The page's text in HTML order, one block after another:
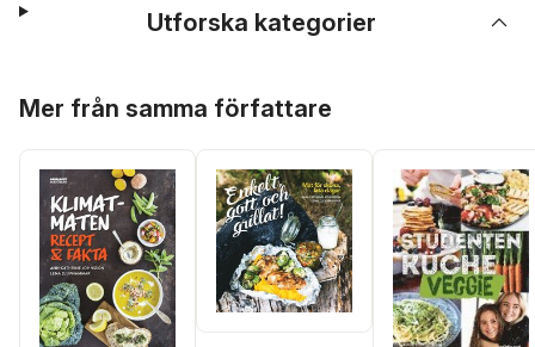
Utforska kategorier
Mer från samma författare